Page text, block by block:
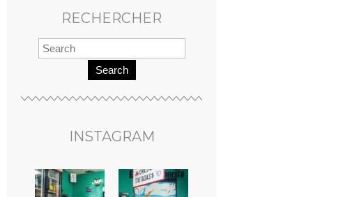
RECHERCHER
Search
INSTAGRAM